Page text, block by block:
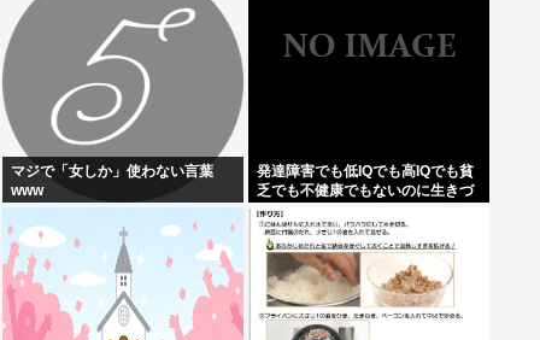
マジで「女しか」使わない言葉
www
発達障害でも低IQでも高IQでも貧
乏でも不健康でもないのに生きづ
らい奴www